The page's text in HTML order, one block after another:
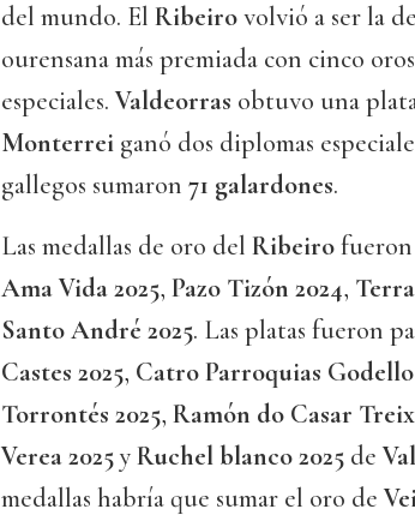
del mundo. El Ribeirovolvió a ser la
ourensana más premiada con cinco
especiales. Valdeorras obtuvo una
Monterrei ganó dos diplomas
gallegos sumaron 71 galardones.
Las medallas de oro del Ribeirofueron
Ama Vida 2025, Pazo Tizón 2024,
Santo André 2025. Las platas fueron
Castes 2025, Catro Parroquias Godello
Torrontés 2025, Ramón do Casar
Verea 2025yRuchel blanco 2025 de
medallas habría que sumar el oro de